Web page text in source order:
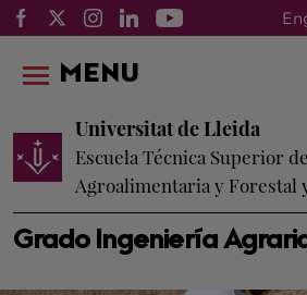
Grado Ingeniería
Universitat de Lleida
Escuela Técnica Superior
Agroalimentaria y Forestal
MENU